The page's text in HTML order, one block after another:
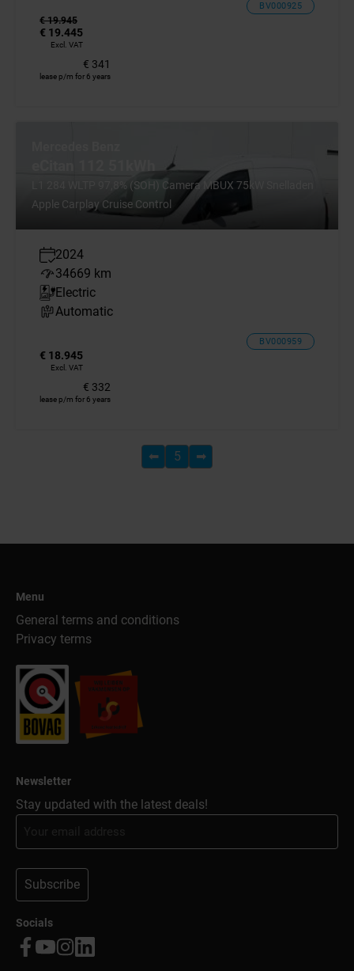
BV000925
€ 19.945
€ 19.445
Excl. VAT
€ 341
lease p/m for 6 years
L1 284 WLTP 97,8% (SOH) Camera MBUX 75kW Snelladen
Apple Carplay Cruise Control
2024
34669 km
Electric
Automatic
BV000959
€ 18.945
Excl. VAT
€ 332
lease p/m for 6 years
⬅ 5 ➡
Menu
General terms and conditions
Privacy terms
Newsletter
Stay updated with the latest deals!
Subscribe
Socials